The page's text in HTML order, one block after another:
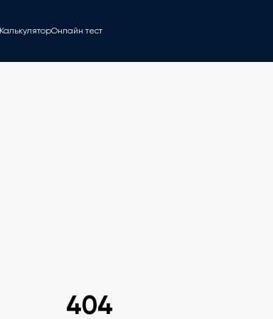
КалькуляторОнлайн тест
404